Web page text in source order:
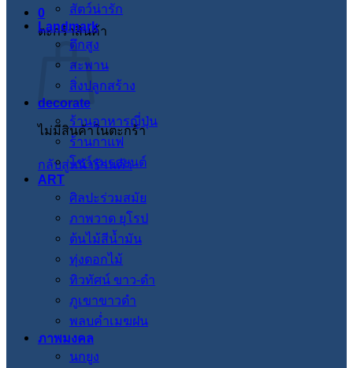
0
ตะกร้าสินค้า
ไม่มีสินค้าในตะกร้า
กลับสู่หน้าร้านค้า
สัตว์น่ารัก
Landmark
ตึกสูง
สะพาน
สิ่งปลูกสร้าง
decorate
ร้านอาหารญี่ปุ่น
ร้านกาแฟ
โชว์รูมรถยนต์
ART
ศิลปะร่วมสมัย
ภาพวาด ยุโรป
ต้นไม้สีน้ำมัน
ทุ่งดอกไม้
ทิวทัศน์ ขาว-ดำ
ภูเขาขาวดำ
พลบค่ำเมฆฝน
ภาพมงคล
นกยูง